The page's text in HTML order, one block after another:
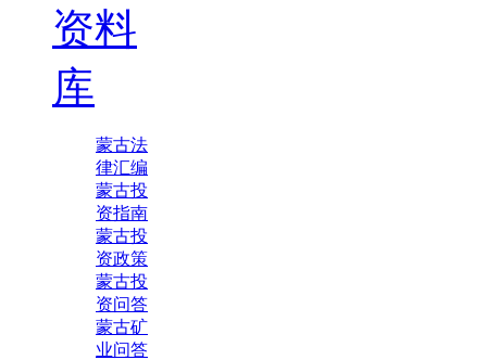
资料
库
蒙古法
律汇编
蒙古投
资指南
蒙古投
资政策
蒙古投
资问答
蒙古矿
业问答